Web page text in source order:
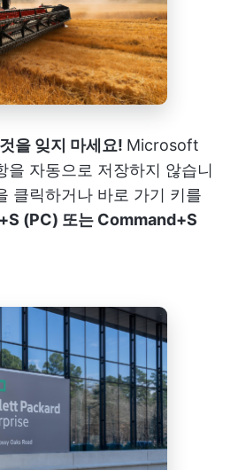
을 잊지 마세요! Microsoft
을 자동으로 저장하지 않습니
클릭하거나 바로 가기 키를
(PC) 또는 Command+S